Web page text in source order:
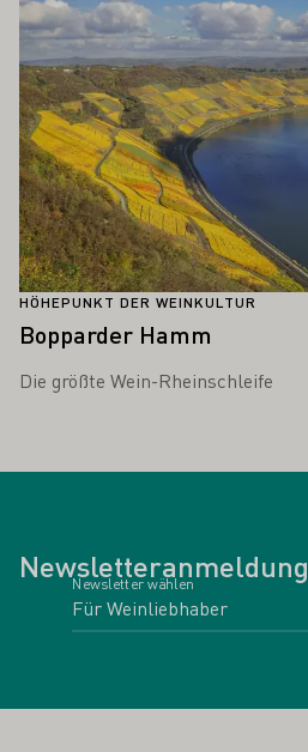
HÖHEPUNKT DER WEINKULTUR
Bopparder Hamm
Die größte Wein-Rheinschleife
Newsletteranmeldung
Newsletter wählen